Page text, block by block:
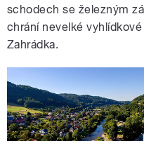
schodech se železným
chrání nevelké
Zahrádka.